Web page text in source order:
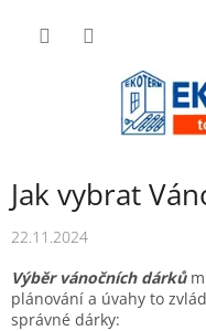
Jak vybrat
22.11.2024
Výběr vánočních dárků
plánování a úvahy to
správné dárky: